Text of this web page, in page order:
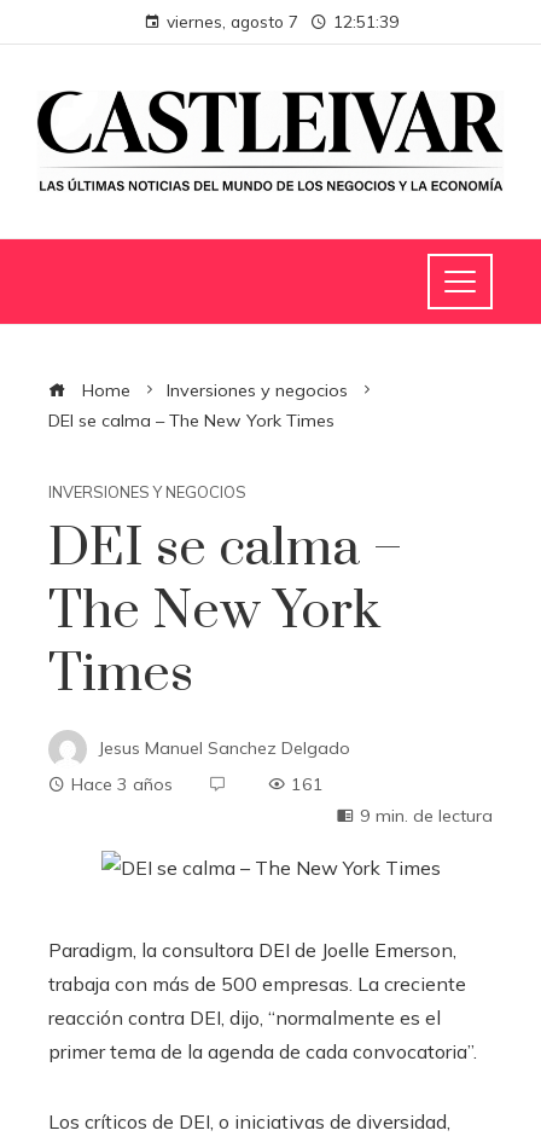
viernes, agosto 7 12:51:40
Home
Inversiones y negocios
DEI se calma – The New York Times
INVERSIONES Y NEGOCIOS
DEI se calma –
The New York
Times
Jesus Manuel Sanchez Delgado
Hace 3 años
161
9 min. de lectura
Paradigm, la consultora DEI de Joelle Emerson,
trabaja con más de 500 empresas. La creciente
reacción contra DEI, dijo, “normalmente es el
primer tema de la agenda de cada convocatoria”.
Los críticos de DEI, o iniciativas de diversidad,